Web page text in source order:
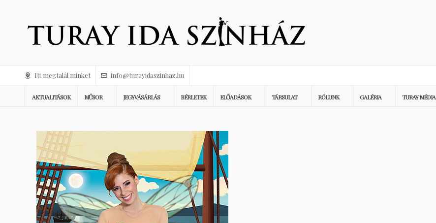
Itt megtalál minket info@turayidaszinhaz.hu
AKTUALITÁSOK MŰSOR JEGYVÁSÁRLÁS BÉRLETEK ELŐADÁSOK TÁRSULAT RÓLUNK GALÉRIA TURAY MÉDIA